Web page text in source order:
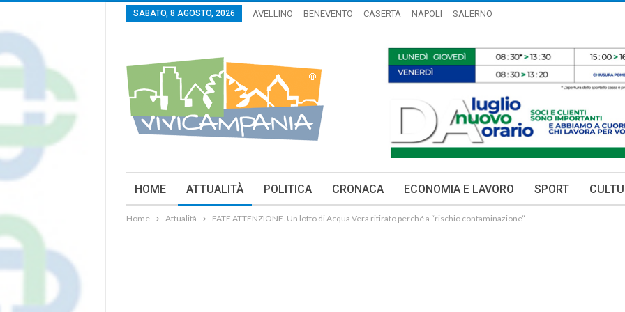
SABATO, 8 AGOSTO, 2026 AVELLINO BENEVENTO CASERTA NAPOLI SALERNO
HOME ATTUALITÀ POLITICA CRONACA ECONOMIA E LAVORO SPORT
Home Attualità FATE ATTENZIONE. Un lotto di Acqua Vera ritirato perché a “rischio contaminazione”